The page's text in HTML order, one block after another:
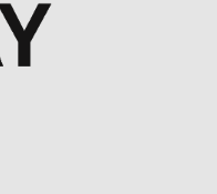
15% soie, 7% lin